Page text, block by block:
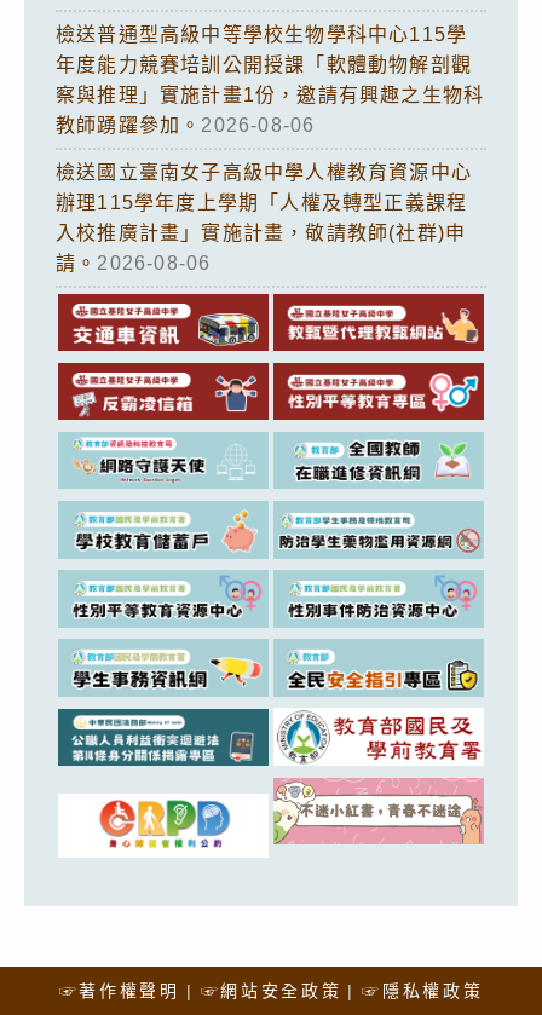
檢送普通型高級中等學校生物學科中心115學
年度能力競賽培訓公開授課「軟體動物解剖觀
察與推理」實施計畫1份，邀請有興趣之生物科
教師踴躍參加。 2026-08-06
檢送國立臺南女子高級中學人權教育資源中心
辦理115學年度上學期「人權及轉型正義課程
入校推廣計畫」實施計畫，敬請教師(社群)申
請。 2026-08-06
☞著作權聲明 ☞網站安全政策 ☞隱私權政策